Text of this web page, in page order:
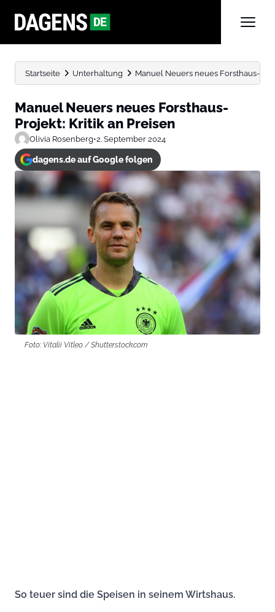
Startseite Unterhaltung Manuel Neuers neues Forsthaus-
Manuel Neuers neues Forsthaus-
Projekt: Kritik an Preisen
Olivia Rosenberg•2. September 2024
dagens.de auf Google folgen
Foto: Vitalii Vitleo / Shutterstock.com
So teuer sind die Speisen in seinem Wirtshaus.